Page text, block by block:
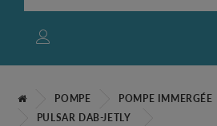
POMPE POMPE IMMERGÉE
PULSAR DAB-JETLY